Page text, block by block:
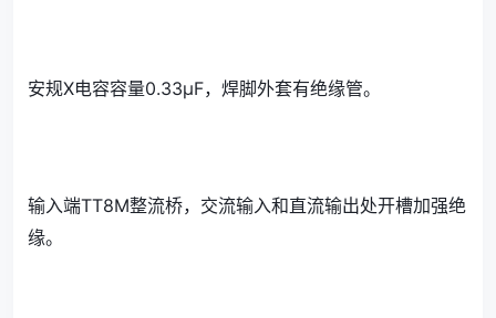
安规X电容容量0.33μF，焊脚外套有绝缘管。
输入端TT8M整流桥，交流输入和直流输出处开槽加强绝
缘。